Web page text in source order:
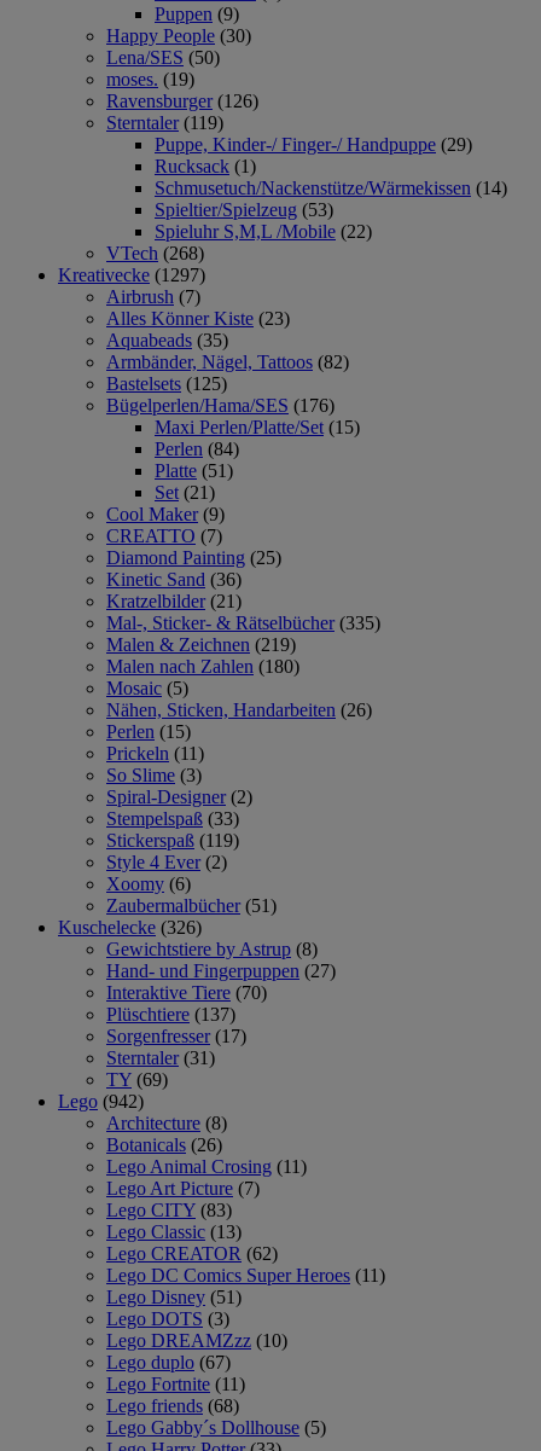
Puppen (9)
Happy People (30)
Lena/SES (50)
moses. (19)
Ravensburger (126)
Sterntaler (119)
Puppe, Kinder-/ Finger-/ Handpuppe (29)
Rucksack (1)
Schmusetuch/Nackenstütze/Wärmekissen (14)
Spieltier/Spielzeug (53)
Spieluhr S,M,L /Mobile (22)
VTech (268)
Kreativecke (1297)
Airbrush (7)
Alles Könner Kiste (23)
Aquabeads (35)
Armbänder, Nägel, Tattoos (82)
Bastelsets (125)
Bügelperlen/Hama/SES (176)
Maxi Perlen/Platte/Set (15)
Perlen (84)
Platte (51)
Set (21)
Cool Maker (9)
CREATTO (7)
Diamond Painting (25)
Kinetic Sand (36)
Kratzelbilder (21)
Mal-, Sticker- & Rätselbücher (335)
Malen & Zeichnen (219)
Malen nach Zahlen (180)
Mosaic (5)
Nähen, Sticken, Handarbeiten (26)
Perlen (15)
Prickeln (11)
So Slime (3)
Spiral-Designer (2)
Stempelspaß (33)
Stickerspaß (119)
Style 4 Ever (2)
Xoomy (6)
Zaubermalbücher (51)
Kuschelecke (326)
Gewichtstiere by Astrup (8)
Hand- und Fingerpuppen (27)
Interaktive Tiere (70)
Plüschtiere (137)
Sorgenfresser (17)
Sterntaler (31)
TY (69)
Lego (942)
Architecture (8)
Botanicals (26)
Lego Animal Crosing (11)
Lego Art Picture (7)
Lego CITY (83)
Lego Classic (13)
Lego CREATOR (62)
Lego DC Comics Super Heroes (11)
Lego Disney (51)
Lego DOTS (3)
Lego DREAMZzz (10)
Lego duplo (67)
Lego Fortnite (11)
Lego friends (68)
Lego Gabby´s Dollhouse (5)